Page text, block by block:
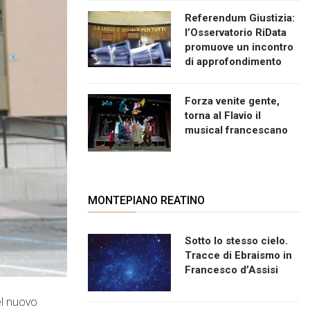
nuovo
Referendum Giustizia:
l’Osservatorio RiData
promuove un incontro
di approfondimento
Forza venite gente,
torna al Flavio il
musical francescano
MONTEPIANO REATINO
Sotto lo stesso cielo.
Tracce di Ebraismo in
Francesco d’Assisi